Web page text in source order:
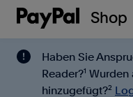
Shop
Haben Sie
Reader?1
Wurden
hinzugefügt?2